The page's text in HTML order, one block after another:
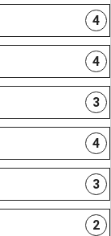
4
4
3
4
3
2